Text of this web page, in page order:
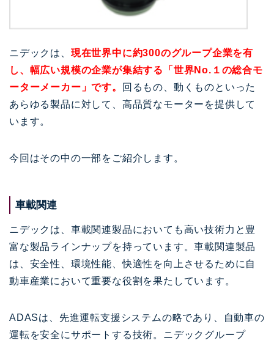
ニデックは、 現在世界中に約300のグループ企業を有
し、幅広い規模の企業が集結する「世界No.１の総合モ
ーターメーカー」です。
回るもの、動くものといった
あらゆる製品に対して、高品質なモーターを提供して
います。
今回はその中の一部をご紹介します。
車載関連
ニデックは、車載関連製品においても高い技術力と豊
富な製品ラインナップを持っています。車載関連製品
は、安全性、環境性能、快適性を向上させるために自
動車産業において重要な役割を果たしています。
ADASは、先進運転支援システムの略であり、自動車の
運転を安全にサポートする技術。ニデックグループ